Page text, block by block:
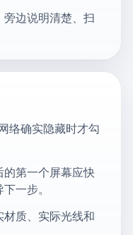
边说明清楚、扫
络确实隐藏时才勾
第一个屏幕应快
一步。
质、实际光线和